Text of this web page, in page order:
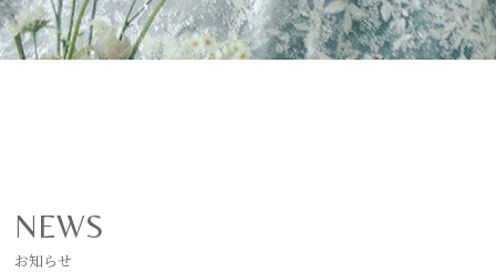
NEWS
お知らせ